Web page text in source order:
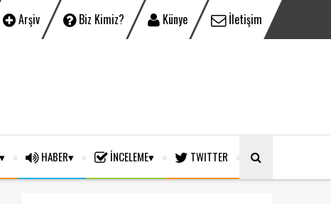
Arşiv Biz Kimiz? Künye İletişim
HABER İNCELEME TWITTER